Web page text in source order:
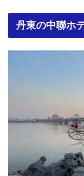
丹東の中聯ホ